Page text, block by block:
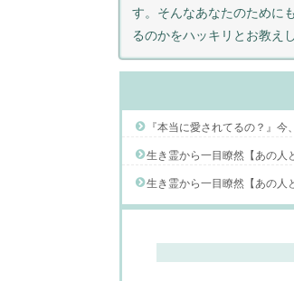
す。そんなあなたのために
るのかをハッキリとお教え
『本当に愛されてるの？』
生き霊から一目瞭然【あの人
生き霊から一目瞭然【あの人